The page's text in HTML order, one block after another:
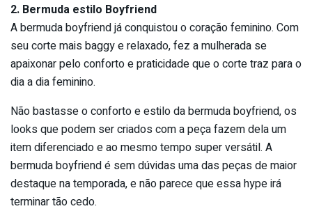
2. Bermuda estilo Boyfriend
A bermuda boyfriend já conquistou o coração feminino. Com
seu corte mais baggy e relaxado, fez a mulherada se
apaixonar pelo conforto e praticidade que o corte traz para o
dia a dia feminino.
Não bastasse o conforto e estilo da bermuda boyfriend, os
looks que podem ser criados com a peça fazem dela um
item diferenciado e ao mesmo tempo super versátil. A
bermuda boyfriend é sem dúvidas uma das peças de maior
destaque na temporada, e não parece que essa hype irá
terminar tão cedo.